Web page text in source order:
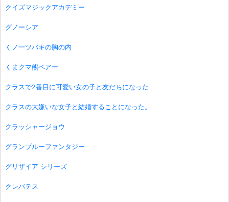
クイズマジックアカデミー
グノーシア
くノ一ツバキの胸の内
くまクマ熊ベアー
クラスで2番目に可愛い女の子と友だちになった
クラスの大嫌いな女子と結婚することになった。
クラッシャージョウ
グランブルーファンタジー
グリザイア シリーズ
クレバテス